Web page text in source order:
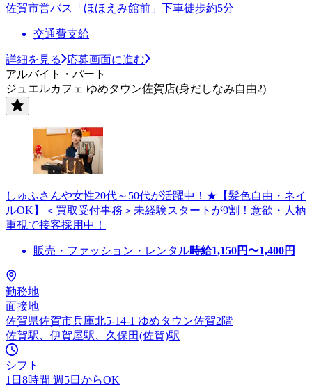
佐賀市営バス「ほほえみ館前」下車徒歩約5分
交通費支給
詳細を見る
応募画面に進む
アルバイト・パート
ジュエルカフェ ゆめタウン佐賀店(身だしなみ自由2)
しゅふさんや女性20代～50代が活躍中！★【髪色自由・ネイ
ルOK】＜買取受付事務＞未経験スタートが9割！意欲・人柄
重視で接客採用中！
販売・ファッション・レンタル時給1,150円〜1,400円
勤務地
面接地
佐賀県佐賀市兵庫北5-14-1 ゆめタウン佐賀2階
佐賀駅、伊賀屋駅、久保田(佐賀)駅
シフト
1日8時間 週5日からOK